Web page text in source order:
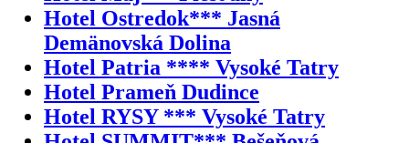
Hotel Ostredok*** Jasná
Demänovská Dolina
Hotel Patria **** Vysoké Tatry
Hotel Prameň Dudince
Hotel RYSY *** Vysoké Tatry